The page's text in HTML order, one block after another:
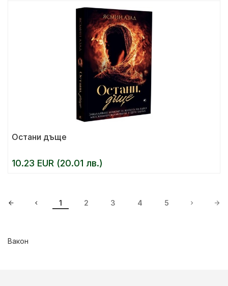
Остани дъще
10.23 EUR (20.01 лв.)
1 2 3 4 5
Вакон